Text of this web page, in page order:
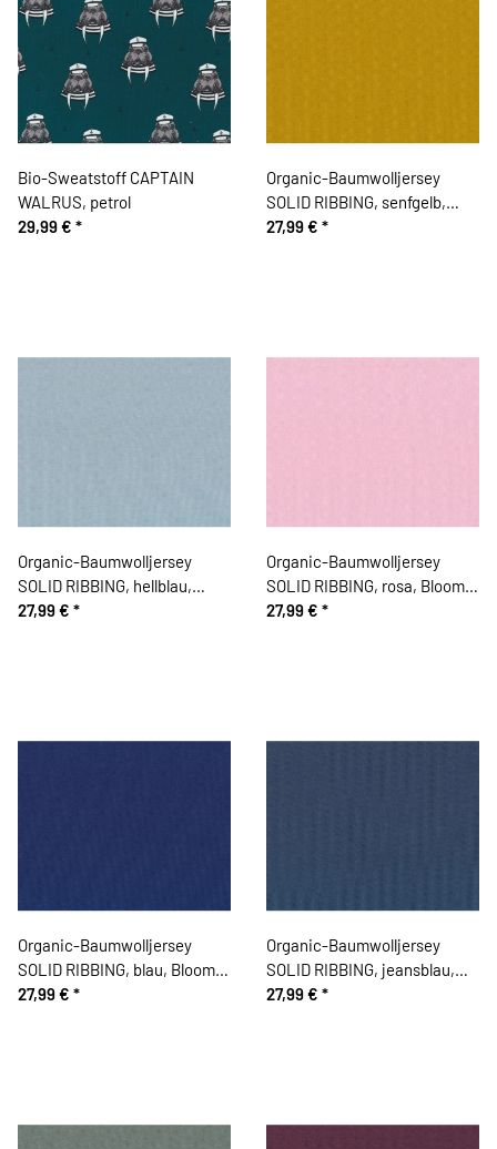
Bio-Sweatstoff CAPTAIN
WALRUS, petrol
29,99 € *
Organic-Baumwolljersey
SOLID RIBBING, senfgelb,
Bloome Copenhagen
27,99 € *
Organic-Baumwolljersey
SOLID RIBBING, hellblau,
Bloome Copenhagen
27,99 € *
Organic-Baumwolljersey
SOLID RIBBING, rosa, Bloome
Copenhagen
27,99 € *
Organic-Baumwolljersey
SOLID RIBBING, blau, Bloome
Copenhagen
27,99 € *
Organic-Baumwolljersey
SOLID RIBBING, jeansblau,
Bloome Copenhagen
27,99 € *